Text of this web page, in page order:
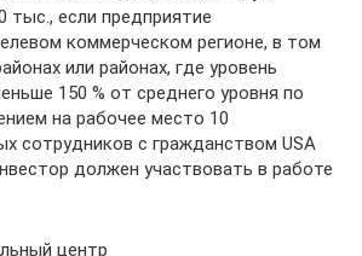
тыс., если предприятие
коммерческом регионе, в том
или районах, где уровень
150 % от среднего уровня по
на рабочее место 10
сотрудников с гражданством USA
должен участвовать в работе
центр